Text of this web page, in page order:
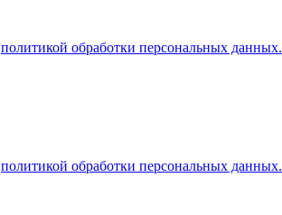
политикой обработки персональных данных.
политикой обработки персональных данных.